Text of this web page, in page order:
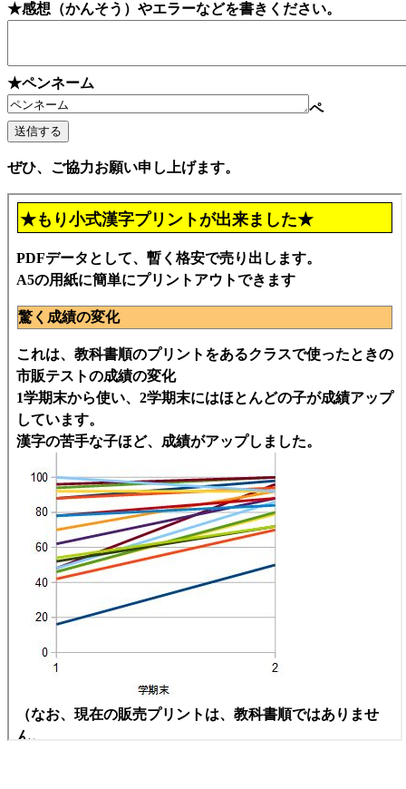
★感想（かんそう）やエラーなどを書きください。
★ペンネーム
ペ
ぜひ、ご協力お願い申し上げます。